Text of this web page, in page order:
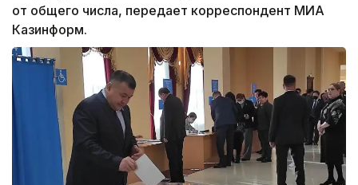
от общего числа, передает корреспондент МИА
Казинформ.